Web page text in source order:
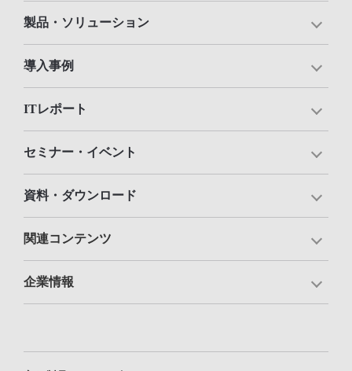
製品・ソリューション
導入事例
ITレポート
セミナー・イベント
資料・ダウンロード
関連コンテンツ
企業情報